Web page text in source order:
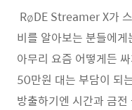
RøDE Streamer X가
비를 알아보는 분들에
아무리 요즘 어떻게든
50만원 대는 부담이 되
방출하기엔 시간과 금